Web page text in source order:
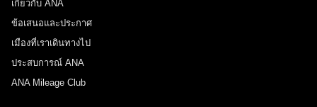
เกี่ยวกับ ANA
ข้อเสนอและประกาศ
เมืองที่เราเดินทางไป
ประสบการณ์ ANA
ANA Mileage Club